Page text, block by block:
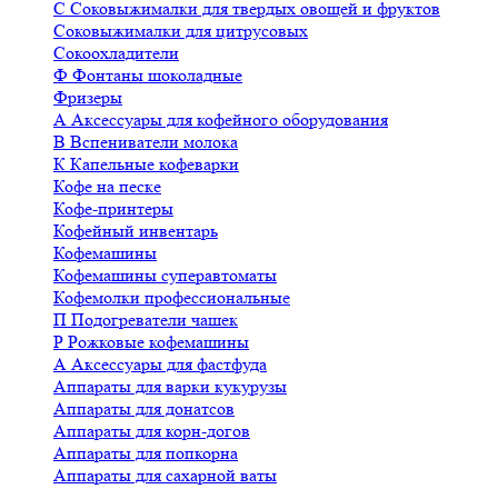
С Соковыжималки для твердых овощей и фруктов
Соковыжималки для цитрусовых
Сокоохладители
Ф Фонтаны шоколадные
Фризеры
А Аксессуары для кофейного оборудования
В Вспениватели молока
К Капельные кофеварки
Кофе на песке
Кофе-принтеры
Кофейный инвентарь
Кофемашины
Кофемашины суперавтоматы
Кофемолки профессиональные
П Подогреватели чашек
Р Рожковые кофемашины
А Аксессуары для фастфуда
Аппараты для варки кукурузы
Аппараты для донатсов
Аппараты для корн-догов
Аппараты для попкорна
Аппараты для сахарной ваты